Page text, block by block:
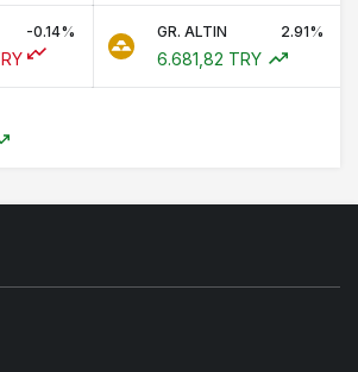
-0.14% GR. ALTIN 2.91%
6.681,82 TRY